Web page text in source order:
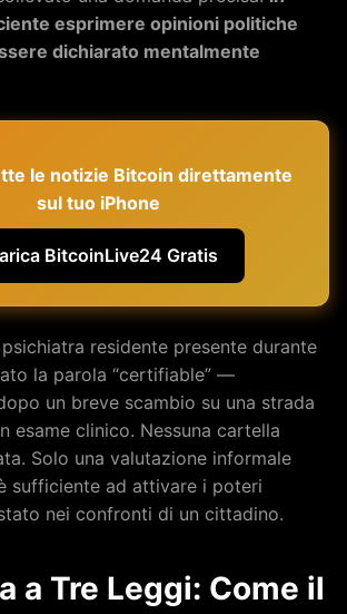
esprimere opinioni politiche
dichiarato mentalmente
le notizie Bitcoin direttamente
sul tuo iPhone
BitcoinLive24 Gratis
residente presente durante
la parola “certifiable” —
un breve scambio su una strada
esame clinico. Nessuna cartella
Solo una valutazione informale
sufficiente ad attivare i poteri
nei confronti di un cittadino.
a Tre Leggi: Come il